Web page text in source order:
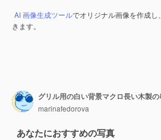
AI 画像生成ツールでオリジナル画像を作成し、
きます。
marinafedorova
あなたにおすすめの写真